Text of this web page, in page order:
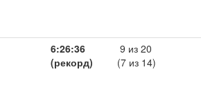
6:26:36
(рекорд)
9 из 20
(7 из 14)